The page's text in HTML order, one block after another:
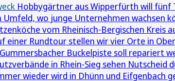
Hobbygärtner aus Wipperfürth will fünf
Umfeld, wo junge Unternehmen wachsen
vom Rheinisch-Bergischen Kreis
einer Rundtour stellen wir vier Orte in
Gummersbacher Buckelpiste soll repariert
in Rhein-Sieg sehen
wieder wird in Dhünn und Eifgenbach